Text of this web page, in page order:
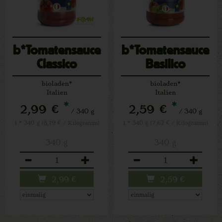
b*Tomatensauce
Classico
bioladen*
Italien
2,99 € * / 340 g
Anzahl
2,99 €
b*Tomatensauce
Basilico
bioladen*
Italien
2,59 € * / 340 g
Anzahl
2,59 €